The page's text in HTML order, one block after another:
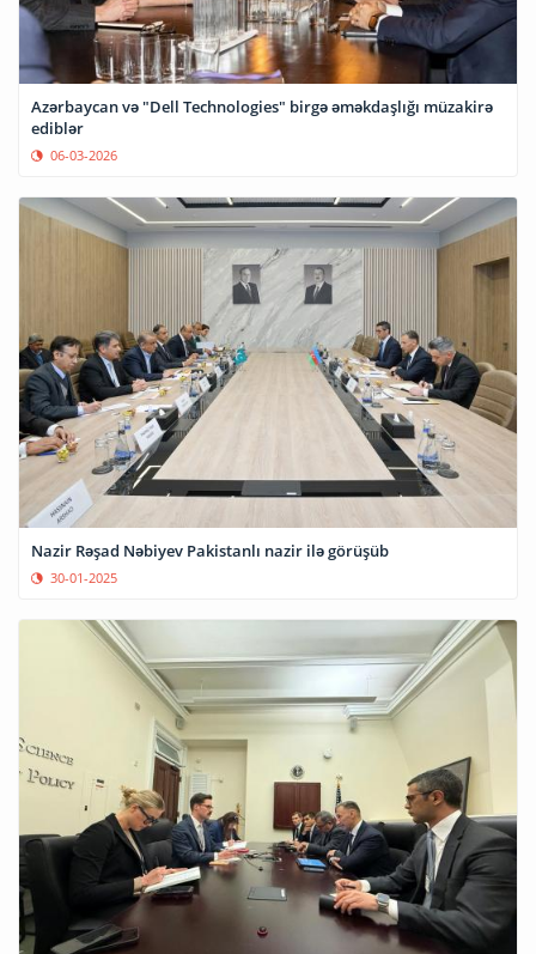
Azərbaycan və "Dell Technologies" birgə əməkdaşlığı müzakirə
ediblər
06-03-2026
Nazir Rəşad Nəbiyev Pakistanlı nazir ilə görüşüb
30-01-2025